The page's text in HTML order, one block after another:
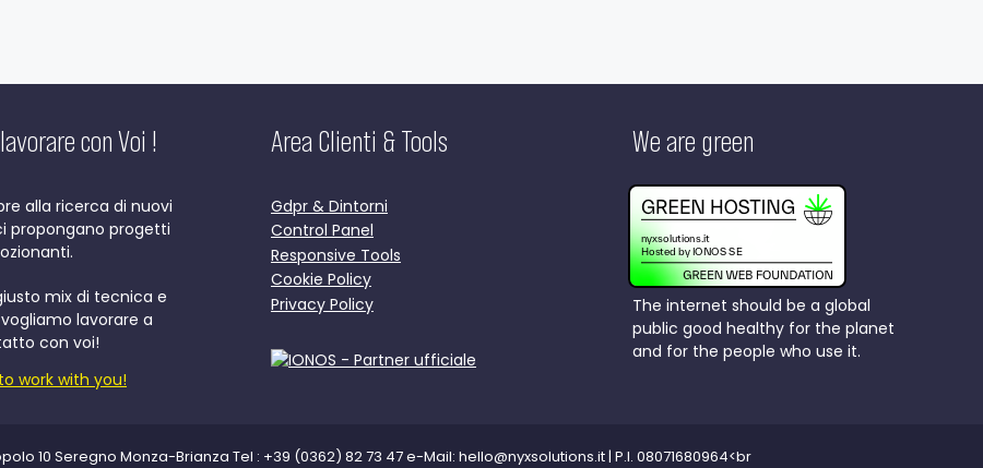
con Voi !
alla ricerca di nuovi
propongano progetti
mix di tecnica e
lavorare a
con voi!
work with you!
Area Clienti & Tools
Gdpr & Dintorni
Control Panel
Responsive Tools
Cookie Policy
Privacy Policy
We are green
The internet should be a global
public good healthy for the planet
and for the people who use it.
10 Seregno Monza-Brianza Tel : +39 (0362) 82 73 47 e-Mail: hello@nyxsolutions.it | P.I. 08071680964<br